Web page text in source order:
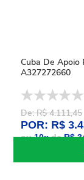
Cuba De Apoio
A327272660
De: R$ 4.111,45
POR: R$
ou10xdeR$